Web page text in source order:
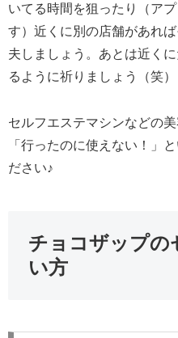
いてる時間を狙ったり（ア
す）近くに別の店舗があれ
夫しましょう。あとは近く
るように祈りましょう（笑）
セルフエステマシンなどの
「行ったのに使えない！」
ださい♪
チョコザップの
い方